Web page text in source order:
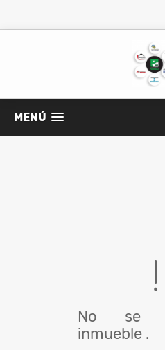
MENÚ
No se
inmueble .